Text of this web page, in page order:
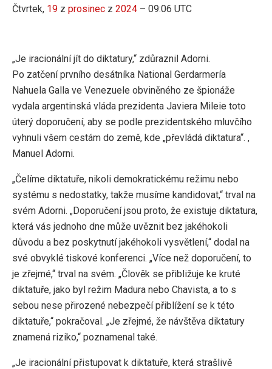
Čtvrtek, 19 z prosinec z 2024 – 09:06 UTC
„Je iracionální jít do diktatury,“ zdůraznil Adorni.
Po zatčení prvního desátníka National Gerdarmería
Nahuela Galla ve Venezuele obviněného ze špionáže
vydala argentinská vláda prezidenta Javiera Mileie toto
úterý doporučení, aby se podle prezidentského mluvčího
vyhnuli všem cestám do země, kde „převládá diktatura“. ,
Manuel Adorni.
„Čelíme diktatuře, nikoli demokratickému režimu nebo
systému s nedostatky, takže musíme kandidovat,“ trval na
svém Adorni. „Doporučení jsou proto, že existuje diktatura,
která vás jednoho dne může uvěznit bez jakéhokoli
důvodu a bez poskytnutí jakéhokoli vysvětlení,“ dodal na
své obvyklé tiskové konferenci. „Více než doporučení, to
je zřejmé,“ trval na svém. „Člověk se přibližuje ke kruté
diktatuře, jako byl režim Madura nebo Chavista, a to s
sebou nese přirozené nebezpečí přiblížení se k této
diktatuře,“ pokračoval. „Je zřejmé, že návštěva diktatury
znamená riziko,“ poznamenal také.
„Je iracionální přistupovat k diktatuře, která strašlivě